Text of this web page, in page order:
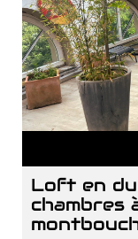
loft en duplex - 345 m² - 5
chambres